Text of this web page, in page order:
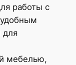
работы с
для
мебелью,